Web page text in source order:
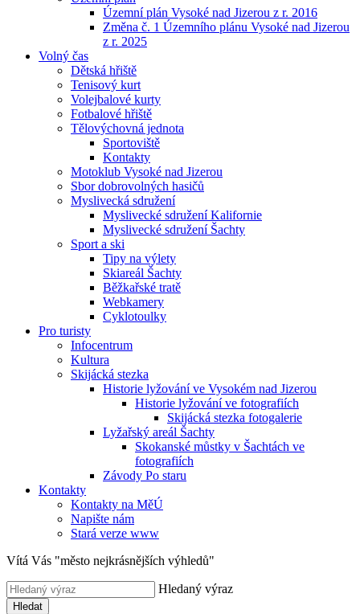
Územní plán Vysoké nad Jizerou z r. 2016
Změna č. 1 Územního plánu Vysoké nad Jizerou
z r. 2025
Volný čas
Dětská hřiště
Tenisový kurt
Volejbalové kurty
Fotbalové hřiště
Tělovýchovná jednota
Sportoviště
Kontakty
Motoklub Vysoké nad Jizerou
Sbor dobrovolných hasičů
Myslivecká sdružení
Myslivecké sdružení Kalifornie
Myslivecké sdružení Šachty
Sport a ski
Tipy na výlety
Skiareál Šachty
Běžkařské tratě
Webkamery
Cyklotoulky
Pro turisty
Infocentrum
Kultura
Skijácká stezka
Historie lyžování ve Vysokém nad Jizerou
Historie lyžování ve fotografiích
Skijácká stezka fotogalerie
Lyžařský areál Šachty
Skokanské můstky v Šachtách ve
fotografiích
Závody Po staru
Kontakty
Kontakty na MěÚ
Napište nám
Stará verze www
Vítá Vás "město nejkrásnějších výhledů"
Hledaný výraz
Hledat